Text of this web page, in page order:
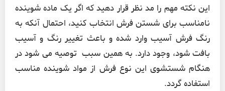
این نکته مهم را مد نظر قرار دهید که اگر یک ماده شوینده
نامناسب برای شستن فرش انتخاب کنید، احتمال آنکه به
رنگ فرش آسیب وارد شده و باعث تغییر رنگ و آسیب
بافت شود، وجود دارد. به همین سبب توصیه می شود در
هنگام شستشوی این نوع فرش از مواد شوینده مناسب
استفاده گردد.